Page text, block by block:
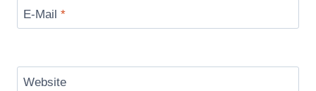
E-Mail *
Website